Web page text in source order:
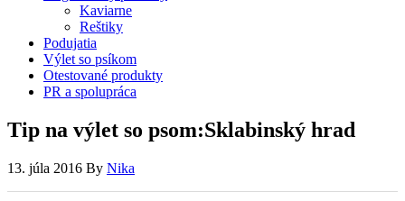
Kaviarne
Reštiky
Podujatia
Výlet so psíkom
Otestované produkty
PR a spolupráca
Tip na výlet so psom:Sklabinský hrad
13. júla 2016 By Nika